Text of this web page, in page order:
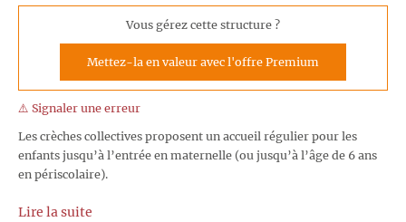
Vous gérez cette structure ?
Mettez-la en valeur avec l'offre Premium
⚠️ Signaler une erreur
Les crèches collectives proposent un accueil régulier pour les
enfants jusqu’à l’entrée en maternelle (ou jusqu’à l’âge de 6 ans
en périscolaire).
Lire la suite